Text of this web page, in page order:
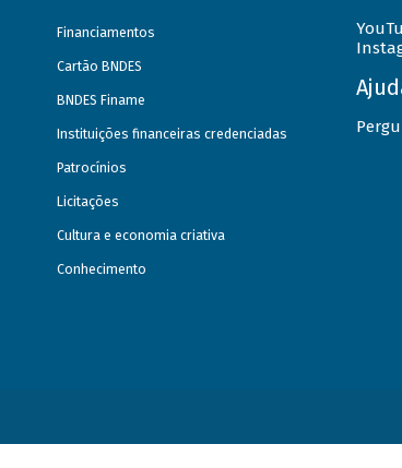
Financiamentos
Cartão BNDES
BNDES Finame
Instituições financeiras credenciadas
Patrocínios
Licitações
Cultura e economia criativa
Conhecimento